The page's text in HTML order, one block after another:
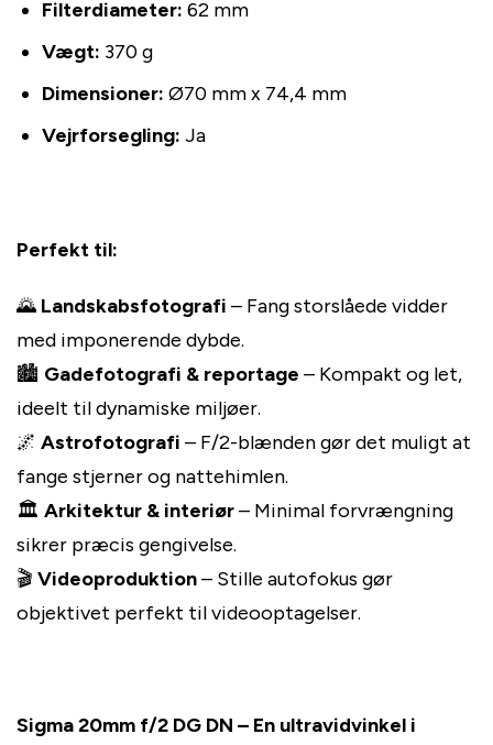
Filterdiameter: 62 mm
Vægt: 370 g
Dimensioner: Ø70 mm x 74,4 mm
Vejrforsegling: Ja
Perfekt til:
🌄 Landskabsfotografi – Fang storslåede vidder
med imponerende dybde.
🏙️ Gadefotografi & reportage – Kompakt og let,
ideelt til dynamiske miljøer.
🌌 Astrofotografi – F/2-blænden gør det muligt at
fange stjerner og nattehimlen.
🏛️ Arkitektur & interiør– Minimal forvrængning
sikrer præcis gengivelse.
🎬 Videoproduktion– Stille autofokus gør
objektivet perfekt til videooptagelser.
Sigma 20mm f/2 DG DN – En ultravidvinkel i